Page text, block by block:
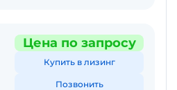
Цена по запросу
Купить в лизинг
Позвонить